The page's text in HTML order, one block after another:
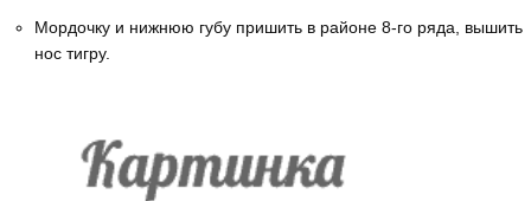
Мордочку и нижнюю губу пришить в районе 8-го ряда, вышить
нос тигру.